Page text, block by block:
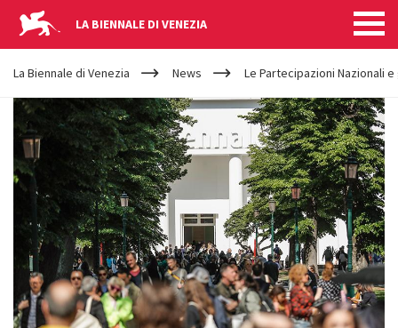
LA BIENNALE DI VENEZIA
YOUR
ARE
HERE
La Biennale di Venezia News Le Partecipazioni Nazionali